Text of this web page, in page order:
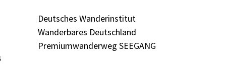
Deutsches Wanderinstitut
Wanderbares Deutschland
Premiumwanderweg SEEGANG